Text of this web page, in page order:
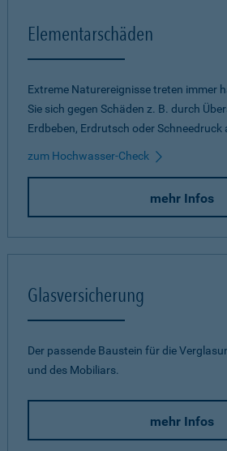
Elementarschäden
Extreme Naturereignisse treten immer
Sie sich gegen Schäden z. B. durch
Erdbeben, Erdrutsch oder Schneedruck
zum Hochwasser-Check
mehr Infos
Glasversicherung
Der passende Baustein für die
und des Mobiliars.
mehr Infos